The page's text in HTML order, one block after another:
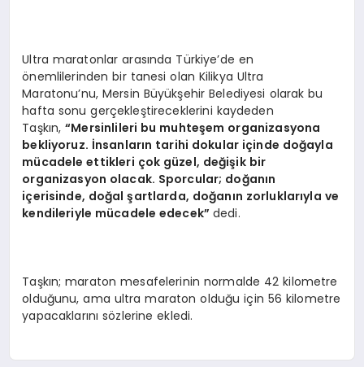
Ultra maratonlar arasında Türkiye’de en
önemlilerinden bir tanesi olan Kilikya Ultra
Maratonu’nu, Mersin Büyükşehir Belediyesi olarak bu
hafta sonu gerçekleştireceklerini kaydeden
Taşkın,“Mersinlileri bu muhteşem organizasyona
bekliyoruz. İnsanların tarihi dokular içinde doğayla
mücadele ettikleri çok güzel, değişik bir
organizasyon olacak. Sporcular; doğanın
içerisinde, doğal şartlarda, doğanın zorluklarıyla ve
kendileriyle mücadele edecek” dedi.
Taşkın; maraton mesafelerinin normalde 42 kilometre
olduğunu, ama ultra maraton olduğu için 56 kilometre
yapacaklarını sözlerine ekledi.